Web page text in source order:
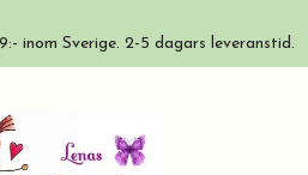
inom Sverige. 2-5 dagars leveranstid.